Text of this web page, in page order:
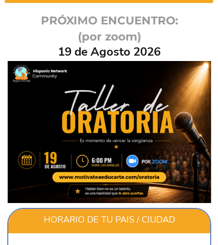
PRÓXIMO ENCUENTRO:
(por zoom)
19 de Agosto 2026
HORARIO DE TU PAIS / CIUDAD